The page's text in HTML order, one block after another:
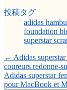
投稿タグ
adidas
foundation
superstar
← Adidas
coureurs redonne-
Adidas superstar
pour MacBook et